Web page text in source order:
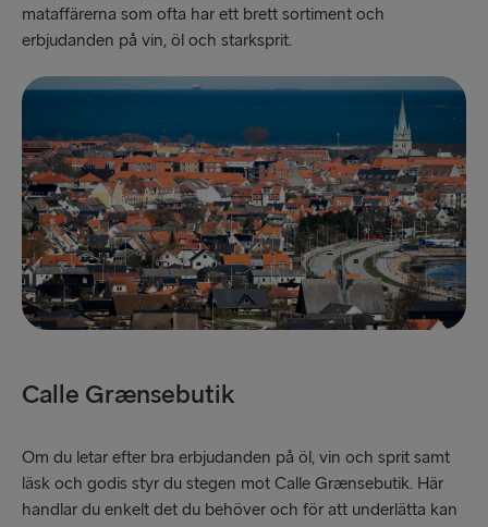
mataffärerna som ofta har ett brett sortiment och
erbjudanden på vin, öl och starksprit.
Calle Grænsebutik
Om du letar efter bra erbjudanden på öl, vin och sprit samt
läsk och godis styr du stegen mot Calle Grænsebutik. Här
handlar du enkelt det du behöver och för att underlätta kan